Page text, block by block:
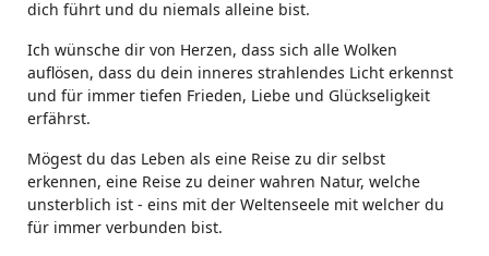
dich führt und du niemals alleine bist.
Ich wünsche dir von Herzen, dass sich alle Wolken
auflösen, dass du dein inneres strahlendes Licht erkennst
und für immer tiefen Frieden, Liebe und Glückseligkeit
erfährst.
Mögest du das Leben als eine Reise zu dir selbst
erkennen, eine Reise zu deiner wahren Natur, welche
unsterblich ist - eins mit der Weltenseele mit welcher du
für immer verbunden bist.